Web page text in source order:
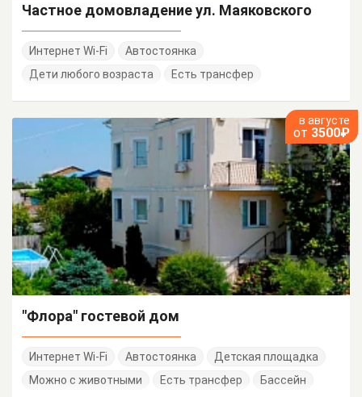
Частное домовладение ул. Маяковского
Интернет Wi-Fi
Автостоянка
Дети любого возраста
Есть трансфер
в августе
от 3500₽
"Флора" гостевой дом
Интернет Wi-Fi Автостоянка
Детская площадка
Можно с животными
Есть трансфер Бассейн